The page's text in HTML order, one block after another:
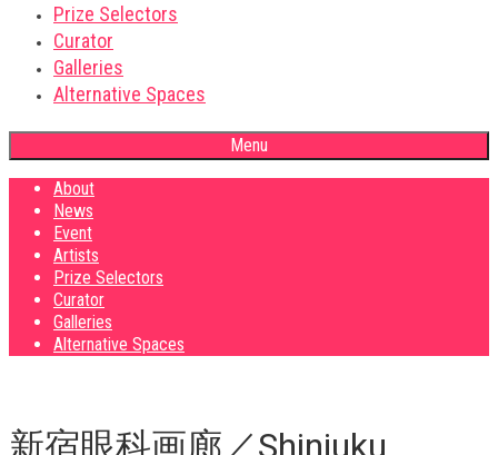
Prize Selectors
Curator
Galleries
Alternative Spaces
Menu
About
News
Event
Artists
Prize Selectors
Curator
Galleries
Alternative Spaces